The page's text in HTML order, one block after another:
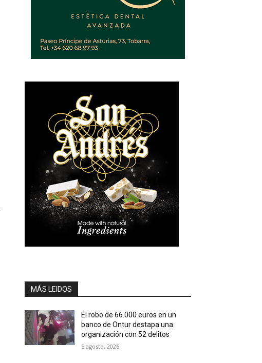
MÁS LEIDOS
El robo de 66.000 euros en un
banco de Ontur destapa una
organización con 52 delitos
5 agosto, 2026